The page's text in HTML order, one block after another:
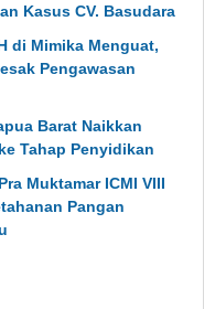
Kasus CV. Basudara
di Mimika Menguat,
Pengawasan
Barat Naikkan
Tahap Penyidikan
Muktamar ICMI VIII
Pangan